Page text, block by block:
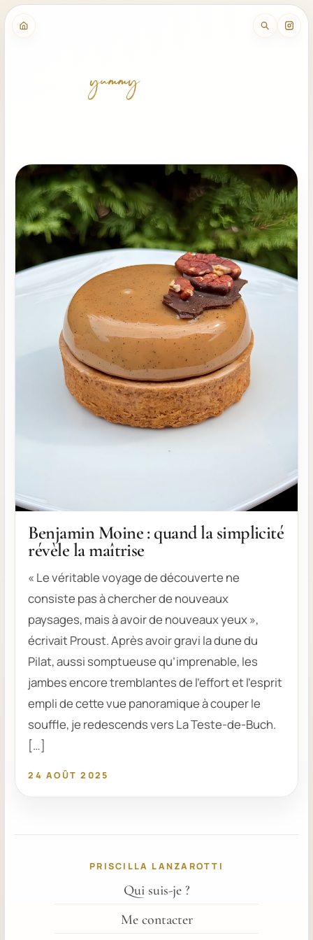
yummy
Benjamin Moine : quand la simplicité
révèle la maîtrise
« Le véritable voyage de découverte ne
consiste pas à chercher de nouveaux
paysages, mais à avoir de nouveaux yeux »,
écrivait Proust. Après avoir gravi la dune du
Pilat, aussi somptueuse qu’imprenable, les
jambes encore tremblantes de l’effort et l’esprit
empli de cette vue panoramique à couper le
souffle, je redescends vers La Teste-de-Buch.
[…]
24 AOÛT 2025
PRISCILLA LANZAROTTI
Qui suis-je ?
Me contacter